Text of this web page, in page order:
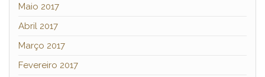
Maio 2017
Abril 2017
Março 2017
Fevereiro 2017